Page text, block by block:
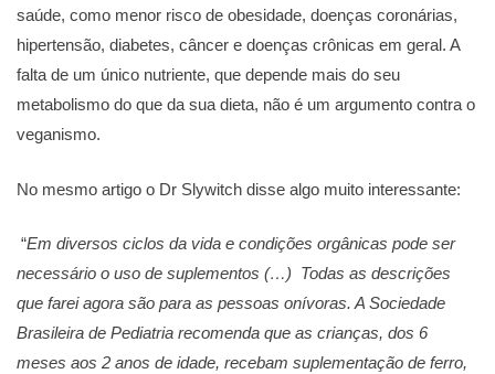
saúde, como menor risco de obesidade, doenças coronárias,
hipertensão, diabetes, câncer e doenças crônicas em geral. A
falta de um único nutriente, que depende mais do seu
metabolismo do que da sua dieta, não é um argumento contra o
veganismo.
No mesmo artigo o Dr Slywitch disse algo muito interessante:
“Em diversos ciclos da vida e condições orgânicas pode ser
necessário o uso de suplementos (…) Todas as descrições
que farei agora são para as pessoas onívoras. A Sociedade
Brasileira de Pediatria recomenda que as crianças, dos 6
meses aos 2 anos de idade, recebam suplementação de ferro,